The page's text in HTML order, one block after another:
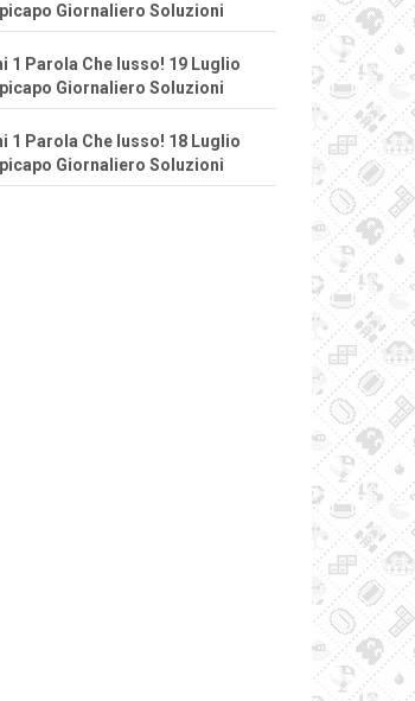
Giornaliero Soluzioni
1 Parola Che lusso! 19 Luglio
Giornaliero Soluzioni
1 Parola Che lusso! 18 Luglio
Giornaliero Soluzioni